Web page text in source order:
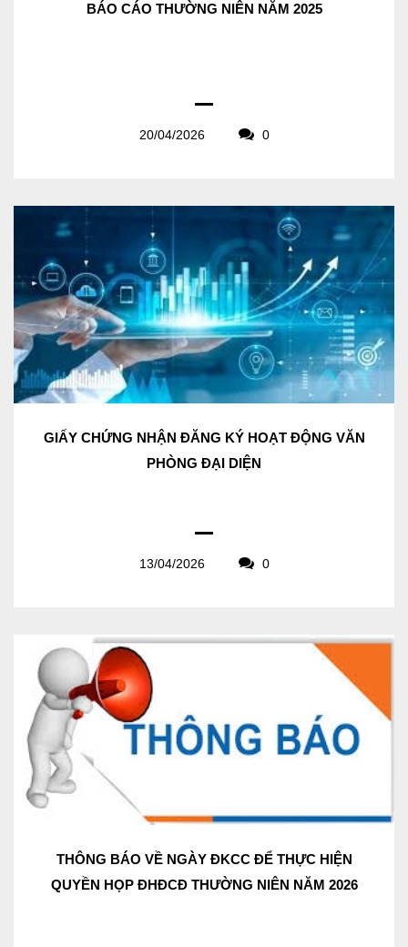
BÁO CÁO THƯỜNG NIÊN NĂM 2025
20/04/2026 0
GIẤY CHỨNG NHẬN ĐĂNG KÝ HOẠT ĐỘNG VĂN
PHÒNG ĐẠI DIỆN
13/04/2026 0
THÔNG BÁO VỀ NGÀY ĐKCC ĐỂ THỰC HIỆN
QUYỀN HỌP ĐHĐCĐ THƯỜNG NIÊN NĂM 2026